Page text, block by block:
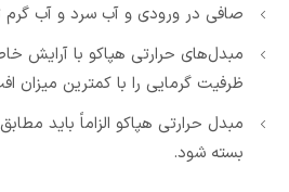
صافی در ورودی و آب سرد و آب گرم
مبدل‌های حرارتی هپاکو با آرایش
ظرفیت گرمایی را با کمترین میزان
مبدل حرارتی هپاکو الزاماً باید
بسته شود.